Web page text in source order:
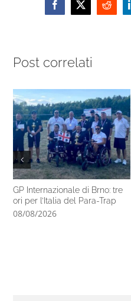
Facebook
X Reddit
Post correlati
GP Internazionale di Brno: tre
ori per l’Italia del Para-Trap
08/08/2026